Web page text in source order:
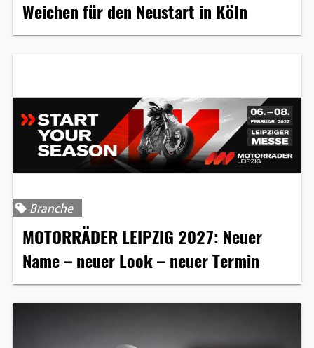
Weichen für den Neustart in Köln
Branche
MOTORRÄDER LEIPZIG 2027: Neuer
Name – neuer Look – neuer Termin